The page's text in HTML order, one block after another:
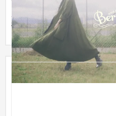
高円寺と原宿にあるレディース
成いたしました。 EC機能の選
構成、...